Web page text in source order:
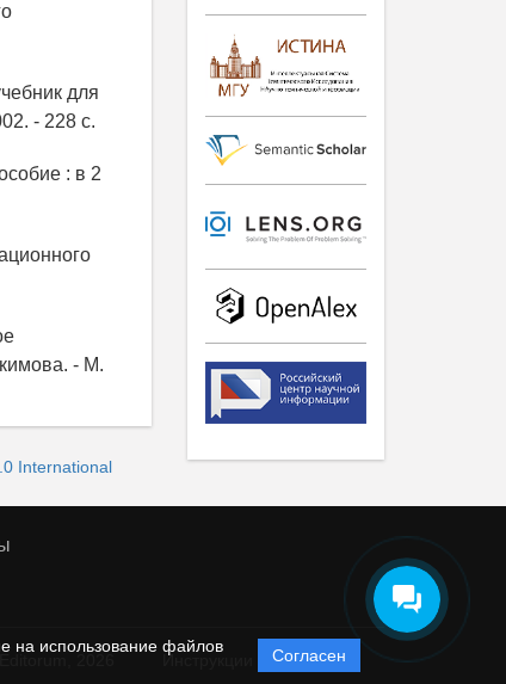
на использование файлов
Согласен
для
- 228 с.
: в 2
- М.
International
Инструкции